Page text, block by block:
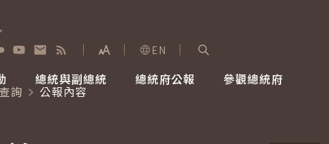
展開字級選單
EN
總統與副總統 總統府公報 參觀總統府
詢
公報內容